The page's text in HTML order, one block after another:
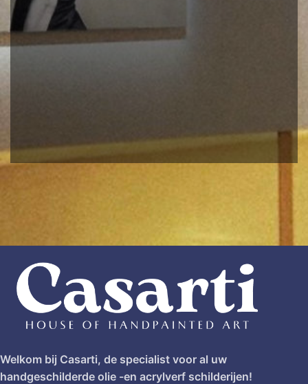
Welkom bij Casarti, de specialist voor al uw
handgeschilderde olie -en acrylverf schilderijen!